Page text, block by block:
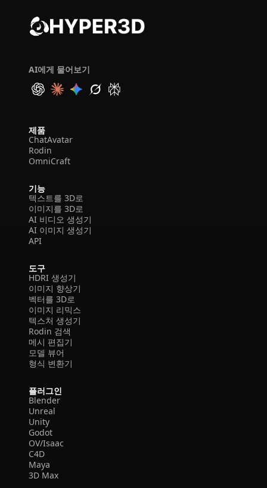
AI에게 물어보기
제품
ChatAvatar
Rodin
OmniCraft
기능
텍스트를 3D로
이미지를 3D로
AI 비디오 생성기
AI 이미지 생성기
API
도구
HDRI 생성기
이미지 향상기
벡터를 3D로
이미지 리믹스
텍스처 생성기
Rodin 검색
메시 편집기
모델 뷰어
형식 변환기
플러그인
Blender
Unreal
Unity
Godot
OV/Isaac
C4D
Maya
3D Max